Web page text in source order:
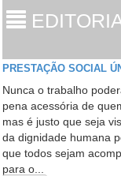
PRESTAÇÃO SOCIAL
Nunca o trabalho
pena acessória de
mas é justo que seja
da dignidade humana
que todos sejam
para o...